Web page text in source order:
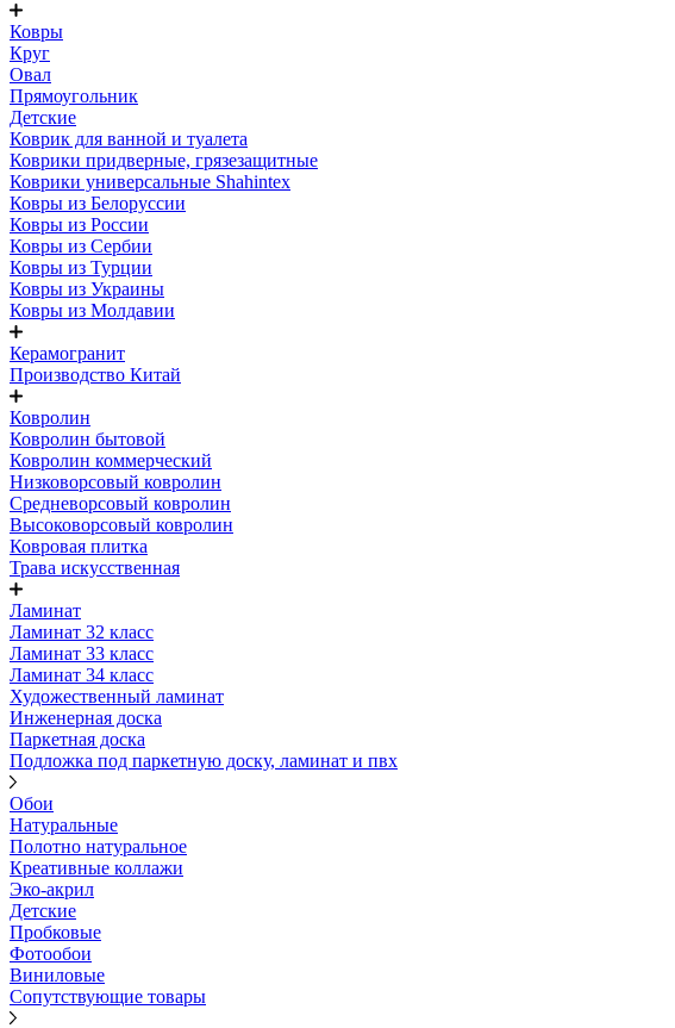
Ковры
Круг
Овал
Прямоугольник
Детские
Коврик для ванной и туалета
Коврики придверные, грязезащитные
Коврики универсальные Shahintex
Ковры из Белоруссии
Ковры из России
Ковры из Сербии
Ковры из Турции
Ковры из Украины
Ковры из Молдавии
Керамогранит
Производство Китай
Ковролин
Ковролин бытовой
Ковролин коммерческий
Низковорсовый ковролин
Средневорсовый ковролин
Высоковорсовый ковролин
Ковровая плитка
Трава искусственная
Ламинат
Ламинат 32 класс
Ламинат 33 класс
Ламинат 34 класс
Художественный ламинат
Инженерная доска
Паркетная доска
Подложка под паркетную доску, ламинат и пвх
Обои
Натуральные
Полотно натуральное
Креативные коллажи
Эко-акрил
Детские
Пробковые
Фотообои
Виниловые
Сопутствующие товары